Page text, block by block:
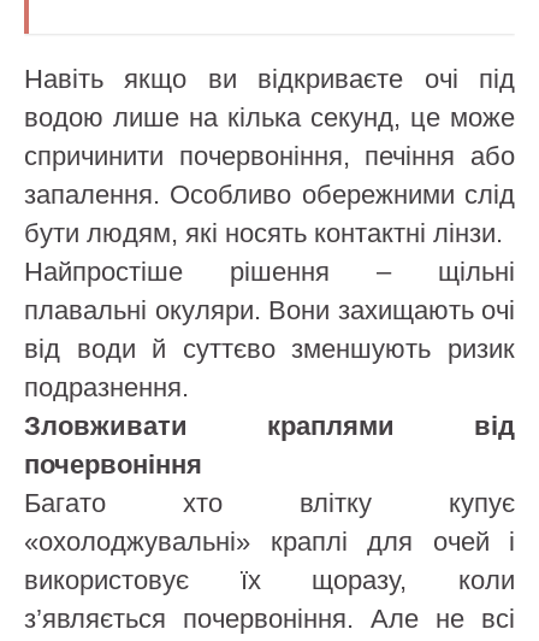
Навіть якщо ви відкриваєте очі під
водою лише на кілька секунд, це може
спричинити почервоніння, печіння або
запалення. Особливо обережними слід
бути людям, які носять контактні лінзи.
Найпростіше рішення – щільні
плавальні окуляри. Вони захищають очі
від води й суттєво зменшують ризик
подразнення.
Зловживати краплями від
почервоніння
Багато хто влітку купує
«охолоджувальні» краплі для очей і
використовує їх щоразу, коли
з’являється почервоніння. Але не всі